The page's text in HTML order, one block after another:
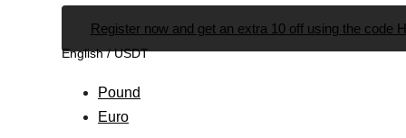
Register now and get an extra 10 off using the code
English / USDT
Pound
Euro